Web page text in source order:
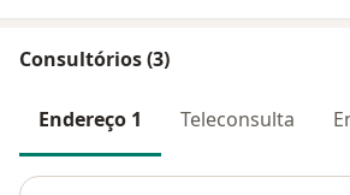
Consultórios (3)
Endereço 1 Teleconsulta